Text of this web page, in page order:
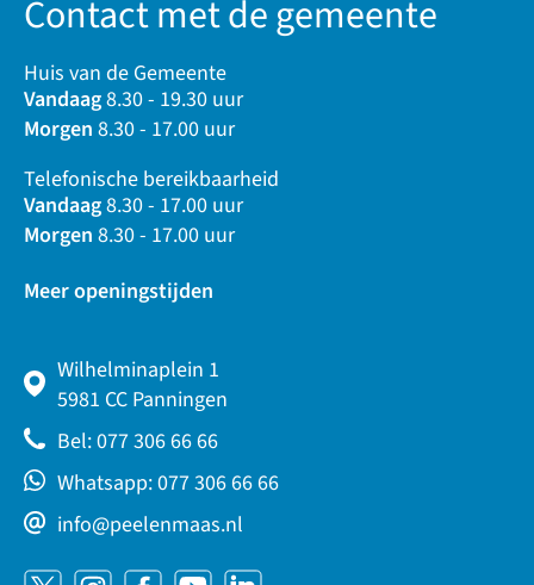
Contact met de gemeente
Huis van de Gemeente
Vandaag8.30 - 19.30 uur
Morgen 8.30 - 17.00 uur
Telefonische bereikbaarheid
Vandaag8.30 - 17.00 uur
Morgen 8.30 - 17.00 uur
Meer openingstijden
Wilhelminaplein 1
5981 CC Panningen
Bel: 077 306 66 66
Whatsapp: 077 306 66 66
info@peelenmaas.nl